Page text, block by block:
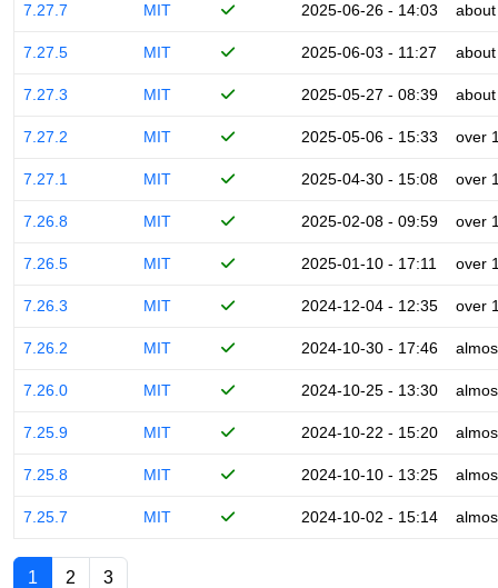
7.27.7 MIT 2025-06-26 - 14:03
7.27.5 MIT 2025-06-03 - 11:27
7.27.3 MIT 2025-05-27 - 08:39
7.27.2 MIT 2025-05-06 - 15:33 over
7.27.1 MIT 2025-04-30 - 15:08 over
7.26.8 MIT 2025-02-08 - 09:59 over
7.26.5 MIT 2025-01-10 - 17:11 over
7.26.3 MIT 2024-12-04 - 12:35 over
7.26.2 MIT 2024-10-30 - 17:46
7.26.0 MIT 2024-10-25 - 13:30
7.25.9 MIT 2024-10-22 - 15:20
7.25.8 MIT 2024-10-10 - 13:25
7.25.7 MIT 2024-10-02 - 15:14
1 2 3